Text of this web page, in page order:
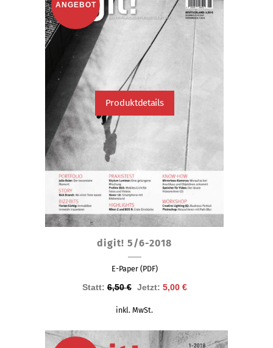
Produktdetails
ANGEBOT
digit! 5/6-2018
E-Paper (PDF)
Statt: 6,50€ Ursprünglicher
6,50 €
Jetzt: 5,00 €Aktueller
5,00 €.
inkl. MwSt.